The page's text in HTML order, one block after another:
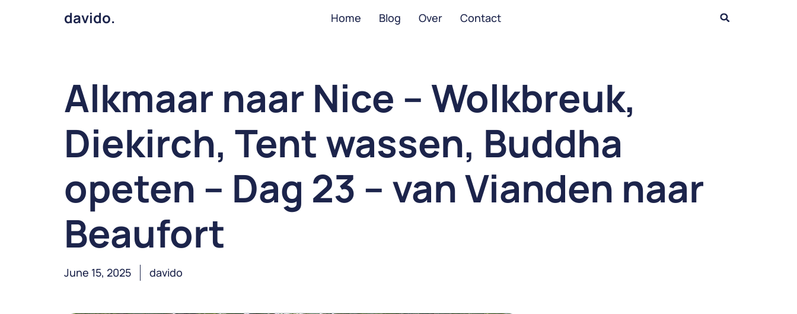
davido. Home Blog Over Contact
Alkmaar naar Nice – Wolkbreuk,
Diekirch, Tent wassen, Buddha
opeten – Dag 23 – van Vianden naar
Beaufort
June 15, 2025 davido